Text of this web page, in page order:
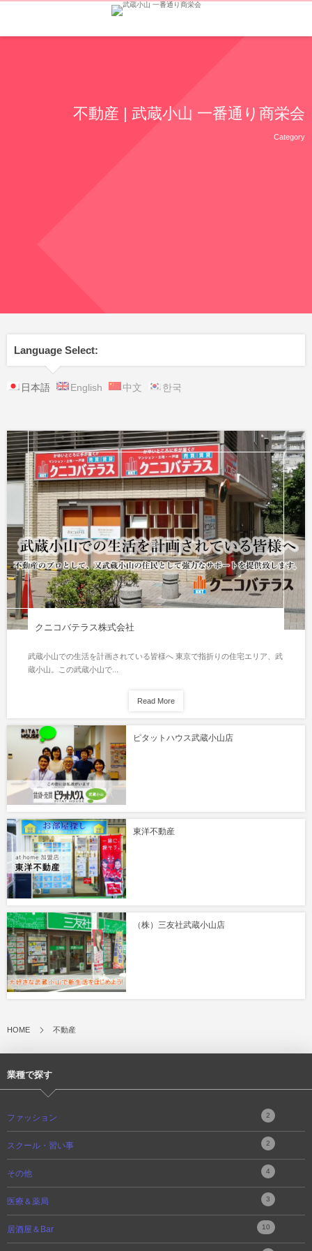
不動産 | 武蔵小山 一番通り商栄会
Category
Language Select:
日本語 English 中文 한국
クニコバテラス株式会社
武蔵小山での生活を計画されている皆様へ 東京で指折りの住宅エリア、武
蔵小山。この武蔵小山で...
Read More
ピタットハウス武蔵小山店
東洋不動産
（株）三友社武蔵小山店
HOME 不動産
業種で探す
ファッション 2
スクール・習い事 2
その他 4
医療＆薬局 3
居酒屋＆Bar 10